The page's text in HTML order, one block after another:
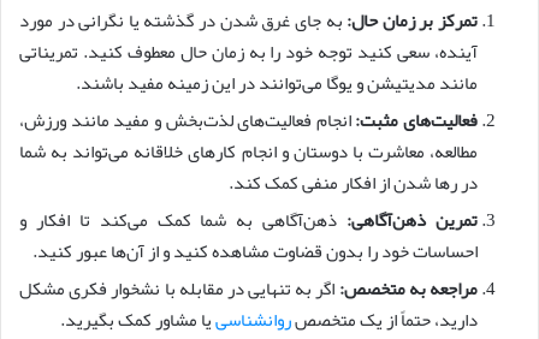
تمرکز بر زمان حال:به جای غرق شدن در گذشته یا نگرانی در مورد
آینده، سعی کنید توجه خود را به زمان حال معطوف کنید. تمریناتی
مانند مدیتیشن و یوگا می‌توانند در این زمینه مفید باشند.
فعالیت‌های مثبت:انجام فعالیت‌های لذت‌بخش و مفید مانند ورزش،
مطالعه، معاشرت با دوستان و انجام کارهای خلاقانه می‌تواند به شما
در رها شدن از افکار منفی کمک کند.
تمرین ذهن‌آگاهی: ذهن‌آگاهی به شما کمک می‌کند تا افکار و
احساسات خود را بدون قضاوت مشاهده کنید و از آن‌ها عبور کنید.
مراجعه به متخصص:اگر به تنهایی در مقابله با نشخوار فکری مشکل
دارید، حتماً از یک متخصصروانشناسییا مشاور کمک بگیرید.